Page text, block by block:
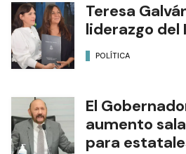
Teresa
liderazgo del
POLÍTICA
El
aumento
para